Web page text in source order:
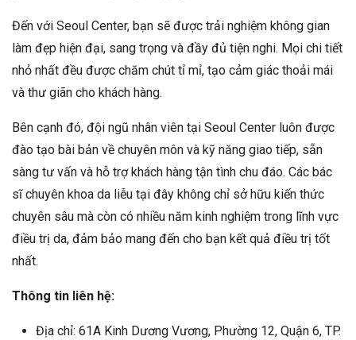
Đến với Seoul Center, bạn sẽ được trải nghiệm không gian
làm đẹp hiện đại, sang trọng và đầy đủ tiện nghi. Mọi chi tiết
nhỏ nhất đều được chăm chút tỉ mỉ, tạo cảm giác thoải mái
và thư giãn cho khách hàng.
Bên cạnh đó, đội ngũ nhân viên tại Seoul Center luôn được
đào tạo bài bản về chuyên môn và kỹ năng giao tiếp, sẵn
sàng tư vấn và hỗ trợ khách hàng tận tình chu đáo. Các bác
sĩ chuyên khoa da liễu tại đây không chỉ sở hữu kiến thức
chuyên sâu mà còn có nhiều năm kinh nghiệm trong lĩnh vực
điều trị da, đảm bảo mang đến cho bạn kết quả điều trị tốt
nhất.
Thông tin liên hệ:
Địa chỉ: 61A Kinh Dương Vương, Phường 12, Quận 6, TP.